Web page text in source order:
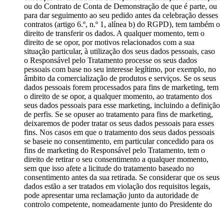
ou do Contrato de Conta de Demonstração de que é parte, ou
para dar seguimento ao seu pedido antes da celebração desses
contratos (artigo 6.º, n.º 1, alínea b) do RGPD), tem também o
direito de transferir os dados. A qualquer momento, tem o
direito de se opor, por motivos relacionados com a sua
situação particular, à utilização dos seus dados pessoais, caso
o Responsável pelo Tratamento processe os seus dados
pessoais com base no seu interesse legítimo, por exemplo, no
âmbito da comercialização de produtos e serviços. Se os seus
dados pessoais forem processados para fins de marketing, tem
o direito de se opor, a qualquer momento, ao tratamento dos
seus dados pessoais para esse marketing, incluindo a definição
de perfis. Se se opuser ao tratamento para fins de marketing,
deixaremos de poder tratar os seus dados pessoais para esses
fins. Nos casos em que o tratamento dos seus dados pessoais
se baseie no consentimento, em particular concedido para os
fins de marketing do Responsável pelo Tratamento, tem o
direito de retirar o seu consentimento a qualquer momento,
sem que isso afete a licitude do tratamento baseado no
consentimento antes da sua retirada. Se considerar que os seus
dados estão a ser tratados em violação dos requisitos legais,
pode apresentar uma reclamação junto da autoridade de
controlo competente, nomeadamente junto do Presidente do